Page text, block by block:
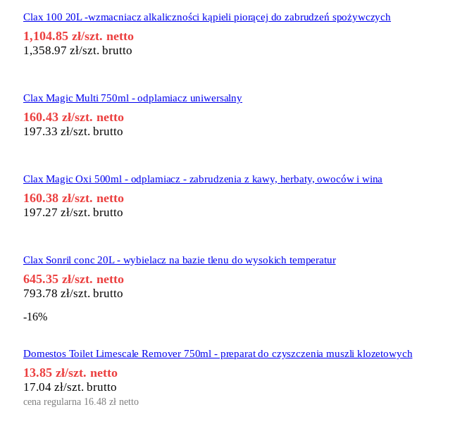
Clax 100 20L -wzmacniacz alkaliczności kąpieli piorącej do zabrudzeń spożywczych
1,104.85 zł/szt. netto
1,358.97 zł/szt. brutto
Clax Magic Multi 750ml - odplamiacz uniwersalny
160.43 zł/szt. netto
197.33 zł/szt. brutto
Clax Magic Oxi 500ml - odplamiacz - zabrudzenia z kawy, herbaty, owoców i wina
160.38 zł/szt. netto
197.27 zł/szt. brutto
Clax Sonril conc 20L - wybielacz na bazie tlenu do wysokich temperatur
645.35 zł/szt. netto
793.78 zł/szt. brutto
-16%
Domestos Toilet Limescale Remover 750ml - preparat do czyszczenia muszli klozetowych
13.85 zł/szt. netto
17.04 zł/szt. brutto
cena regularna 16.48 zł netto